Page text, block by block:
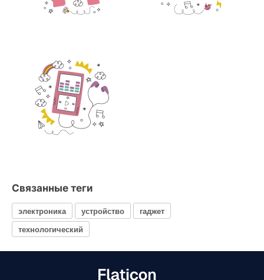
Связанные теги
электроника устройство
гаджет
технологический